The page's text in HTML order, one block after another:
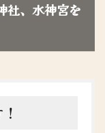
社、水神宮を